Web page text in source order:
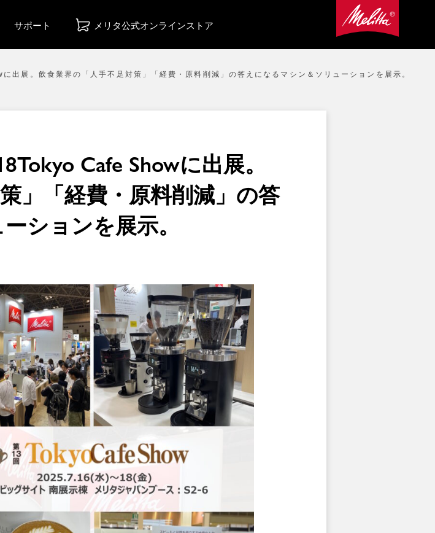
サポート メリタ公式オンラインストア
展。飲食業界の「人手不足対策」「経費・原料削減」の答えになるマシン＆ソリューションを展示。
Cafe Showに出展。
」「経費・原料削減」の答
ションを展示。